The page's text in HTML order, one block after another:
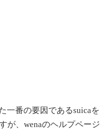
一番の要因であるsuicaを
が、wenaのヘルプページ